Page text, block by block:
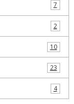
7
2
10
23
4